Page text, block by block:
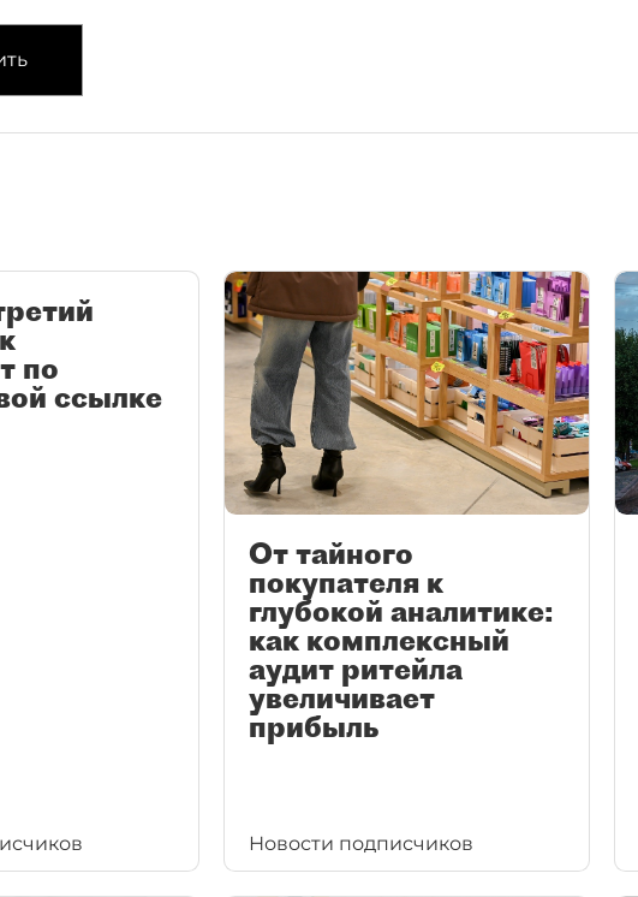
по
ссылке
От тайного
покупателя к
глубокой аналитике:
как комплексный
аудит ритейла
увеличивает
прибыль
Новости подписчиков